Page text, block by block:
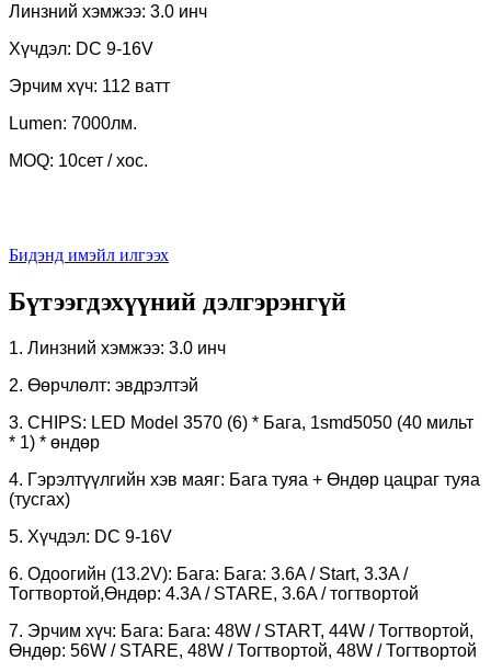
Линзний хэмжээ: 3.0 инч
Хүчдэл: DC 9-16V
Эрчим хүч: 112 ватт
Lumen: 7000лм.
MOQ: 10сет / хос.
Бидэнд имэйл илгээх
Бүтээгдэхүүний дэлгэрэнгүй
1. Линзний хэмжээ: 3.0 инч
2. Өөрчлөлт: эвдрэлтэй
3. CHIPS: LED Model 3570 (6) * Бага, 1smd5050 (40 мильт
* 1) * өндөр
4. Гэрэлтүүлгийн хэв маяг: Бага туяа + Өндөр цацраг туяа
(тусгах)
5. Хүчдэл: DC 9-16V
6. Одоогийн (13.2V): Бага: Бага: 3.6A / Start, 3.3A /
Тогтвортой,Өндөр: 4.3A / STARE, 3.6A / тогтвортой
7. Эрчим хүч: Бага: Бага: 48W / START, 44W / Тогтвортой,
Өндөр: 56W / STARE, 48W / Тогтвортой, 48W / Тогтвортой